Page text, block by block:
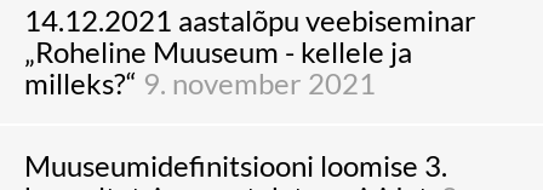
14.12.2021 aastalõpu veebiseminar
„Roheline Muuseum - kellele ja
milleks?“ 9. november 2021
Muuseumidefinitsiooni loomise 3.